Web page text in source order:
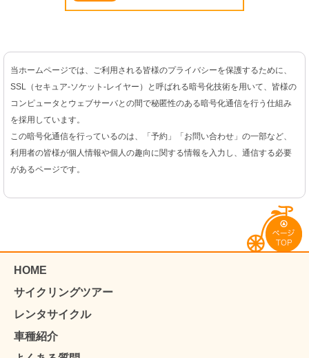
当ホームページでは、ご利用される皆様のプライバシーを保護するために、
SSL（セキュア-ソケット-レイヤー）と呼ばれる暗号化技術を用いて、皆様の
コンピュータとウェブサーバとの間で秘匿性のある暗号化通信を行う仕組み
を採用しています。
この暗号化通信を行っているのは、「予約」「お問い合わせ」の一部など、
利用者の皆様が個人情報や個人の趣向に関する情報を入力し、通信する必要
があるページです。
HOME
サイクリングツアー
レンタサイクル
車種紹介